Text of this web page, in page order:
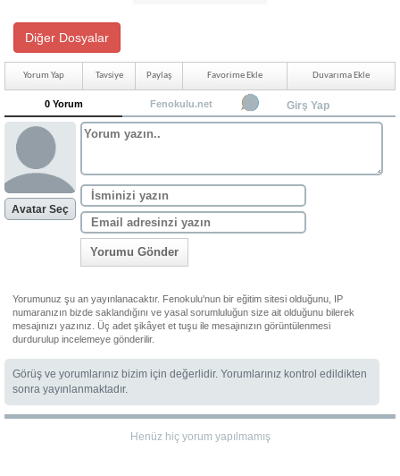
Diğer Dosyalar
Yorum Yap Tavsiye Paylaş Favorime Ekle Duvarıma Ekle
0 Yorum Fenokulu.net Girş Yap
Avatar Seç
Yorumu Gönder
Yorumunuz şu an yayınlanacaktır. Fenokulu'nun bir eğitim sitesi olduğunu, IP
numaranızın bizde saklandığını ve yasal sorumluluğun size ait olduğunu bilerek
mesajınızı yazınız. Üç adet şikâyet et tuşu ile mesajınızın görüntülenmesi
durdurulup incelemeye gönderilir.
Görüş ve yorumlarınız bizim için değerlidir. Yorumlarınız kontrol edildikten
sonra yayınlanmaktadır.
Henüz hiç yorum yapılmamış